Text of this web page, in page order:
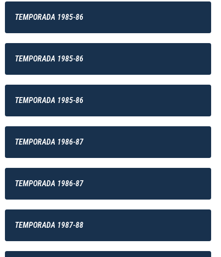
TEMPORADA 1985-86
TEMPORADA 1985-86
TEMPORADA 1985-86
TEMPORADA 1986-87
TEMPORADA 1986-87
TEMPORADA 1987-88